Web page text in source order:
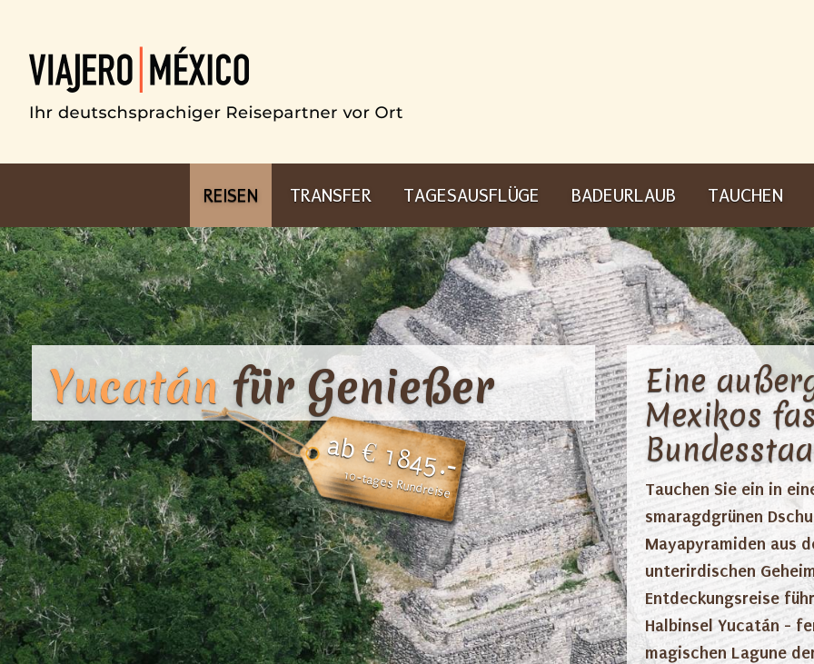
REISEN TRANSFER TAGESAUSFLÜGE BADEURLAUB TAUCHEN
Yucatán für Genießer
ab € 1845.-
10-tages Rundreise
Eine
Mexikos
Tauchen Sie ein in
smaragdgrünen
Mayapyramiden aus
unterirdischen
Entdeckungsreise
Halbinsel Yucatán -
magischen Lagune